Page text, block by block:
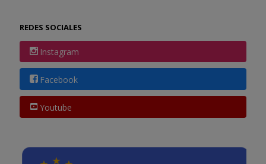
REDES SOCIALES
Instagram
Facebook
Youtube